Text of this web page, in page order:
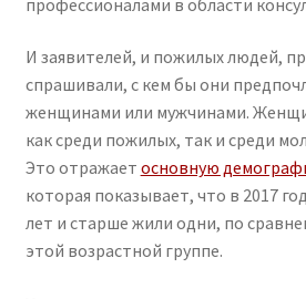
И заявителей, и пожилых людей,
спрашивали, с кем бы они
женщинами или мужчинами.
как среди пожилых, так и среди
Это отражает основную
которая показывает, что в 2017
лет и старше жили одни, по
этой возрастной группе.